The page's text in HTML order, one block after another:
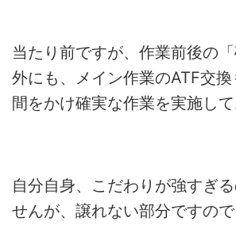
当たり前ですが、作業前後の
外にも、メイン作業のATF交
間をかけ確実な作業を実施して
自分自身、こだわりが強すぎ
せんが、譲れない部分ですの